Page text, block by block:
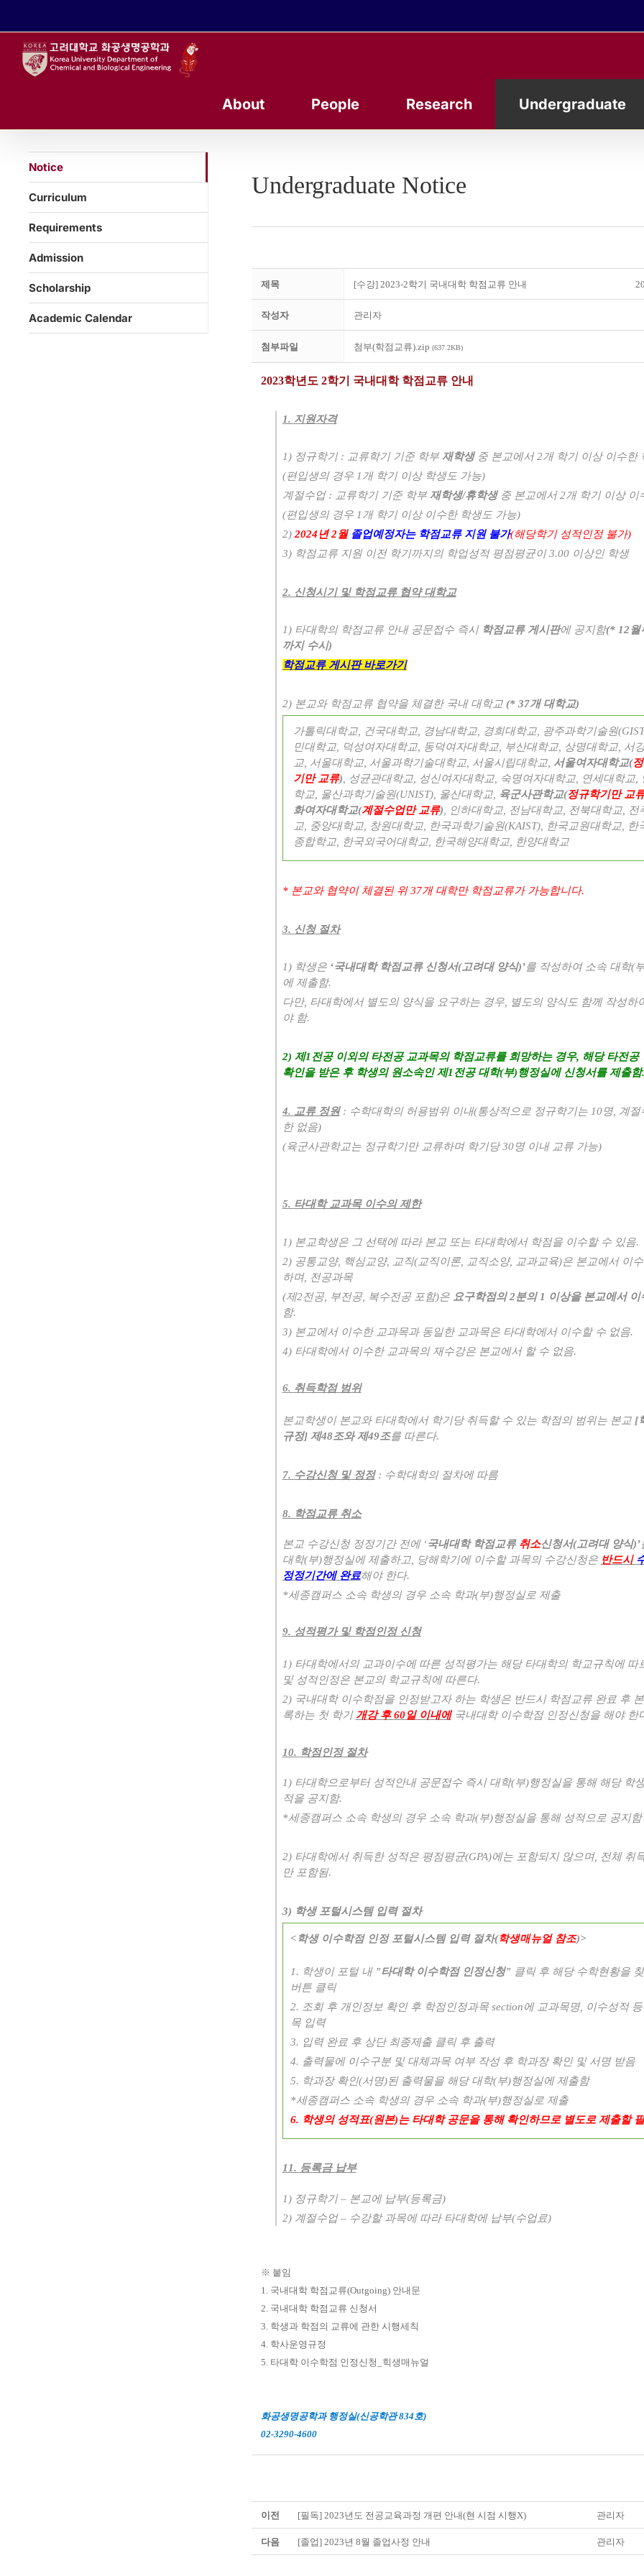
About People Research Undergraduate
Undergraduate Notice
제목 [수강] 2023-2학기 국내대학 학점교류 안내
작성자 관리자
첨부파일 첨부(학점교류).zip (637.2KB)
2023학년도 2학기 국내대학 학점교류 안내
1. 지원자격
1) 정규학기 : 교류학기 기준 학부 재학생 중 본교에서2개 학기 이상 이수한
(편입생의 경우 1개 학기 이상 학생도 가능)
계절수업 : 교류학기 기준 학부 재학생/휴학생 중 본교에서2개 학기 이상 이
(편입생의 경우 1개 학기 이상 이수한 학생도 가능)
2) 2024년 2월 졸업예정자는 학점교류 지원 불가(해당학기 성적인정 불가)
3) 학점교류 지원 이전 학기까지의 학업성적 평점평균이3.00 이상인 학생
2. 신청시기 및 학점교류 협약 대학교
1) 타대학의 학점교류 안내 공문접수 즉시 학점교류 게시판에 공지함(* 12월
까지 수시)
학점교류 게시판 바로가기
2) 본교와 학점교류 협약을 체결한 국내 대학교 (* 37개 대학교)
가톨릭대학교 건국대학교 경남대학교 경희대학교 광주과학기술원
민대학교
덕성여자대학교 동덕여자대학교 부산대학교 상명대학교 서
교 서울대학교 서울과학기술대학교 서울시립대학교 서울여자대학교(
기만 교류) 성균관대학교 성신여자대학교 숙명여자대학교 연세대학교
학교
울산과학기술원(UNIST), 울산대학교 육군사관학교(정규학기만 교
화여자대학교(계절수업만 교류) 인하대학교 전남대학교 전북대학교
전
교
중앙대학교 창원대학교 한국과학기술원(KAIST), 한국교원대학교
한
종합학교
한국외국어대학교 한국해양대학교 한양대학교
* 본교와 협약이 체결된 위37개 대학만 학점교류가 가능합니다.
3. 신청 절차
1) 학생은 ‘국내대학 학점교류 신청서(고려대 양식)’를 작성하여 소속 대학(
에 제출함.
다만, 타대학에서 별도의 양식을 요구하는 경우,
별도의 양식도 함께 작성하
야 함.
2) 제1전공 이외의 타전공 교과목의 학점교류를 희망하는 경우, 해당 타전공
확인을 받은 후 학생의 원소속인 제1전공 대학(부) 행정실에 신청서를 제출함.
4. 교류 정원 : 수학대학의 허용범위 이내(통상적으로 정규학기는 10명, 계절
한 없음)
(육군사관학교는 정규학기만 교류하며 학기당30명 이내 교류 가능)
5. 타대학 교과목 이수의 제한
1) 본교학생은 그 선택에 따라 본교 또는 타대학에서 학점을 이수할 수 있음.
2) 공통교양, 핵심교양, 교직(교직이론, 교직소양, 교과교육)은 본교에서 이
하며, 전공과목
(제2전공, 부전공, 복수전공 포함)은 요구학점의2분의 1 이상을 본교에서 이
함.
3) 본교에서 이수한 교과목과 동일한 교과목은 타대학에서 이수할 수 없음.
4) 타대학에서 이수한 교과목의 재수강은 본교에서 할 수 없음.
6. 취득학점 범위
본교학생이 본교와 타대학에서 학기당 취득할 수 있는 학점의 범위는 본교 [
규정] 제48조와 제49조를 따른다.
7. 수강신청 및 정정 : 수학대학의 절차에 따름
8. 학점교류 취소
본교 수강신청 정정기간 전에 ‘국내대학 학점교류 취소신청서(고려대 양식)’
대학(부)행정실에 제출하고, 당해학기에 이수할 과목의 수강신청은 반드시
정정기간에 완료해야 한다.
*세종캠퍼스 소속 학생의 경우 소속 학과(부)행정실로 제출
9. 성적평가 및 학점인정 신청
1) 타대학에서의 교과이수에 따른 성적평가는 해당 타대학의 학교규칙에 따
및 성적인정은 본교의 학교규칙에 따른다.
2) 국내대학 이수학점을 인정받고자 하는 학생은 반드시 학점교류 완료 후
록하는 첫 학기개강 후60일 이내에 국내대학 이수학점 인정신청을 해야 한
10. 학점인정 절차
1) 타대학으로부터 성적안내 공문접수 즉시 대학(부)행정실을 통해 해당 학
적을 공지함.
*세종캠퍼스 소속 학생의 경우 소속 학과(부)행정실을 통해 성적으로 공지함
2) 타대학에서 취득한 성적은 평점평균(GPA)에는 포함되지 않으며, 전체 취
만 포함됨.
3) 학생 포털시스템 입력 절차
< 학생 이수학점 인정 포털시스템 입력 절차(학생매뉴얼 참조)>
1. 학생이 포털 내 "타대학 이수학점 인정신청" 클릭 후 해당 수학현황을
버튼 클릭
2. 조회 후 개인정보 확인 후 학점인정과목 section에 교과목명, 이수성적
목 입력
3. 입력 완료 후 상단 최종제출 클릭 후 출력
4. 출력물에 이수구분 및 대체과목 여부 작성 후 학과장 확인 및 서명 받음
5. 학과장 확인(서명)된 출력물을 해당 대학(부)행정실에 제출함
*세종캠퍼스 소속 학생의 경우 소속 학과(부)행정실로 제출
6. 학생의 성적표(원본)는 타대학 공문을 통해 확인하므로 별도로 제출할
11. 등록금 납부
1) 정규학기– 본교에 납부(등록금)
2) 계절수업– 수강할 과목에 따라 타대학에 납부(수업료)
※ 붙임
1. 국내대학 학점교류(Outgoing) 안내문
2. 국내대학 학점교류 신청서
3. 학생과 학점의 교류에 관한 시행세칙
4. 학사운영규정
5. 타대학 이수학점 인정신청_힉생매뉴얼
화공생명공학과 행정실(신공학관 834호)
02-3290-4600
이전 [필독] 2023년도 전공교육과정 개편 안내(현 시점 시행X) 관리자
다음 [졸업] 2023년 8월 졸업사정 안내 관리자
Notice
Curriculum
Requirements
Admission
Scholarship
Academic Calendar